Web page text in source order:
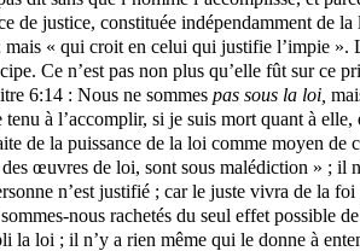
de justice, constituée indépendamment
« qui croit en celui qui justifie l’impie ».
Ce n’est pas non plus qu’elle fût sur
6:14 : Nous ne sommes pas sous la loi,
à l’accomplir, si je suis mort quant à
de la puissance de la loi comme moyen
œuvres de loi, sont sous malédiction » ;
n’est justifié ; car le juste vivra de la
nous rachetés du seul effet
la loi ; il n’y a rien même qui le donne à